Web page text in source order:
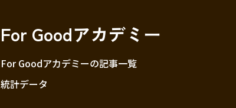
For Goodアカデミー
For Goodアカデミーの記事一覧
統計データ